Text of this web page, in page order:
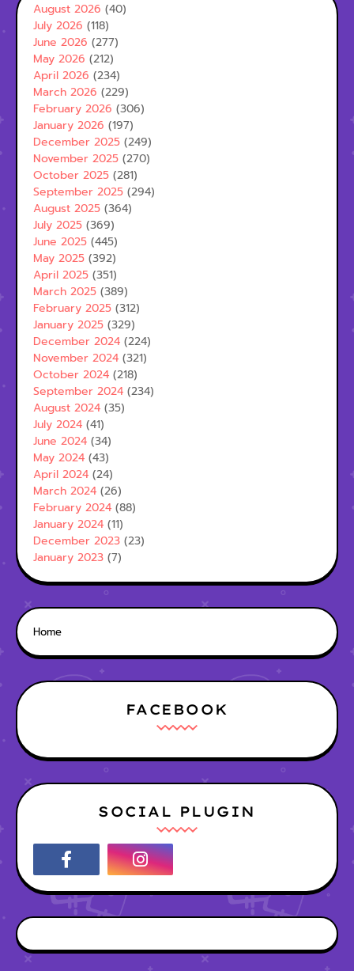
August 2026 (40)
July 2026 (118)
June 2026 (277)
May 2026 (212)
April 2026 (234)
March 2026 (229)
February 2026 (306)
January 2026 (197)
December 2025 (249)
November 2025 (270)
October 2025 (281)
September 2025 (294)
August 2025 (364)
July 2025 (369)
June 2025 (445)
May 2025 (392)
April 2025 (351)
March 2025 (389)
February 2025 (312)
January 2025 (329)
December 2024 (224)
November 2024 (321)
October 2024 (218)
September 2024 (234)
August 2024 (35)
July 2024 (41)
June 2024 (34)
May 2024 (43)
April 2024 (24)
March 2024 (26)
February 2024 (88)
January 2024 (11)
December 2023 (23)
January 2023 (7)
Home
FACEBOOK
SOCIAL PLUGIN